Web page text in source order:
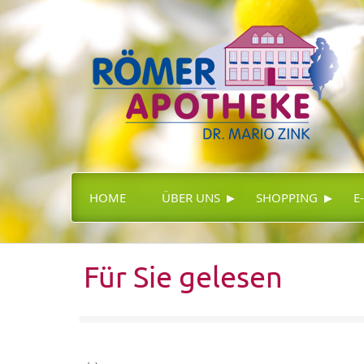
HOME ÜBER UNS ▸ SHOPPING ▸
Für Sie gelesen